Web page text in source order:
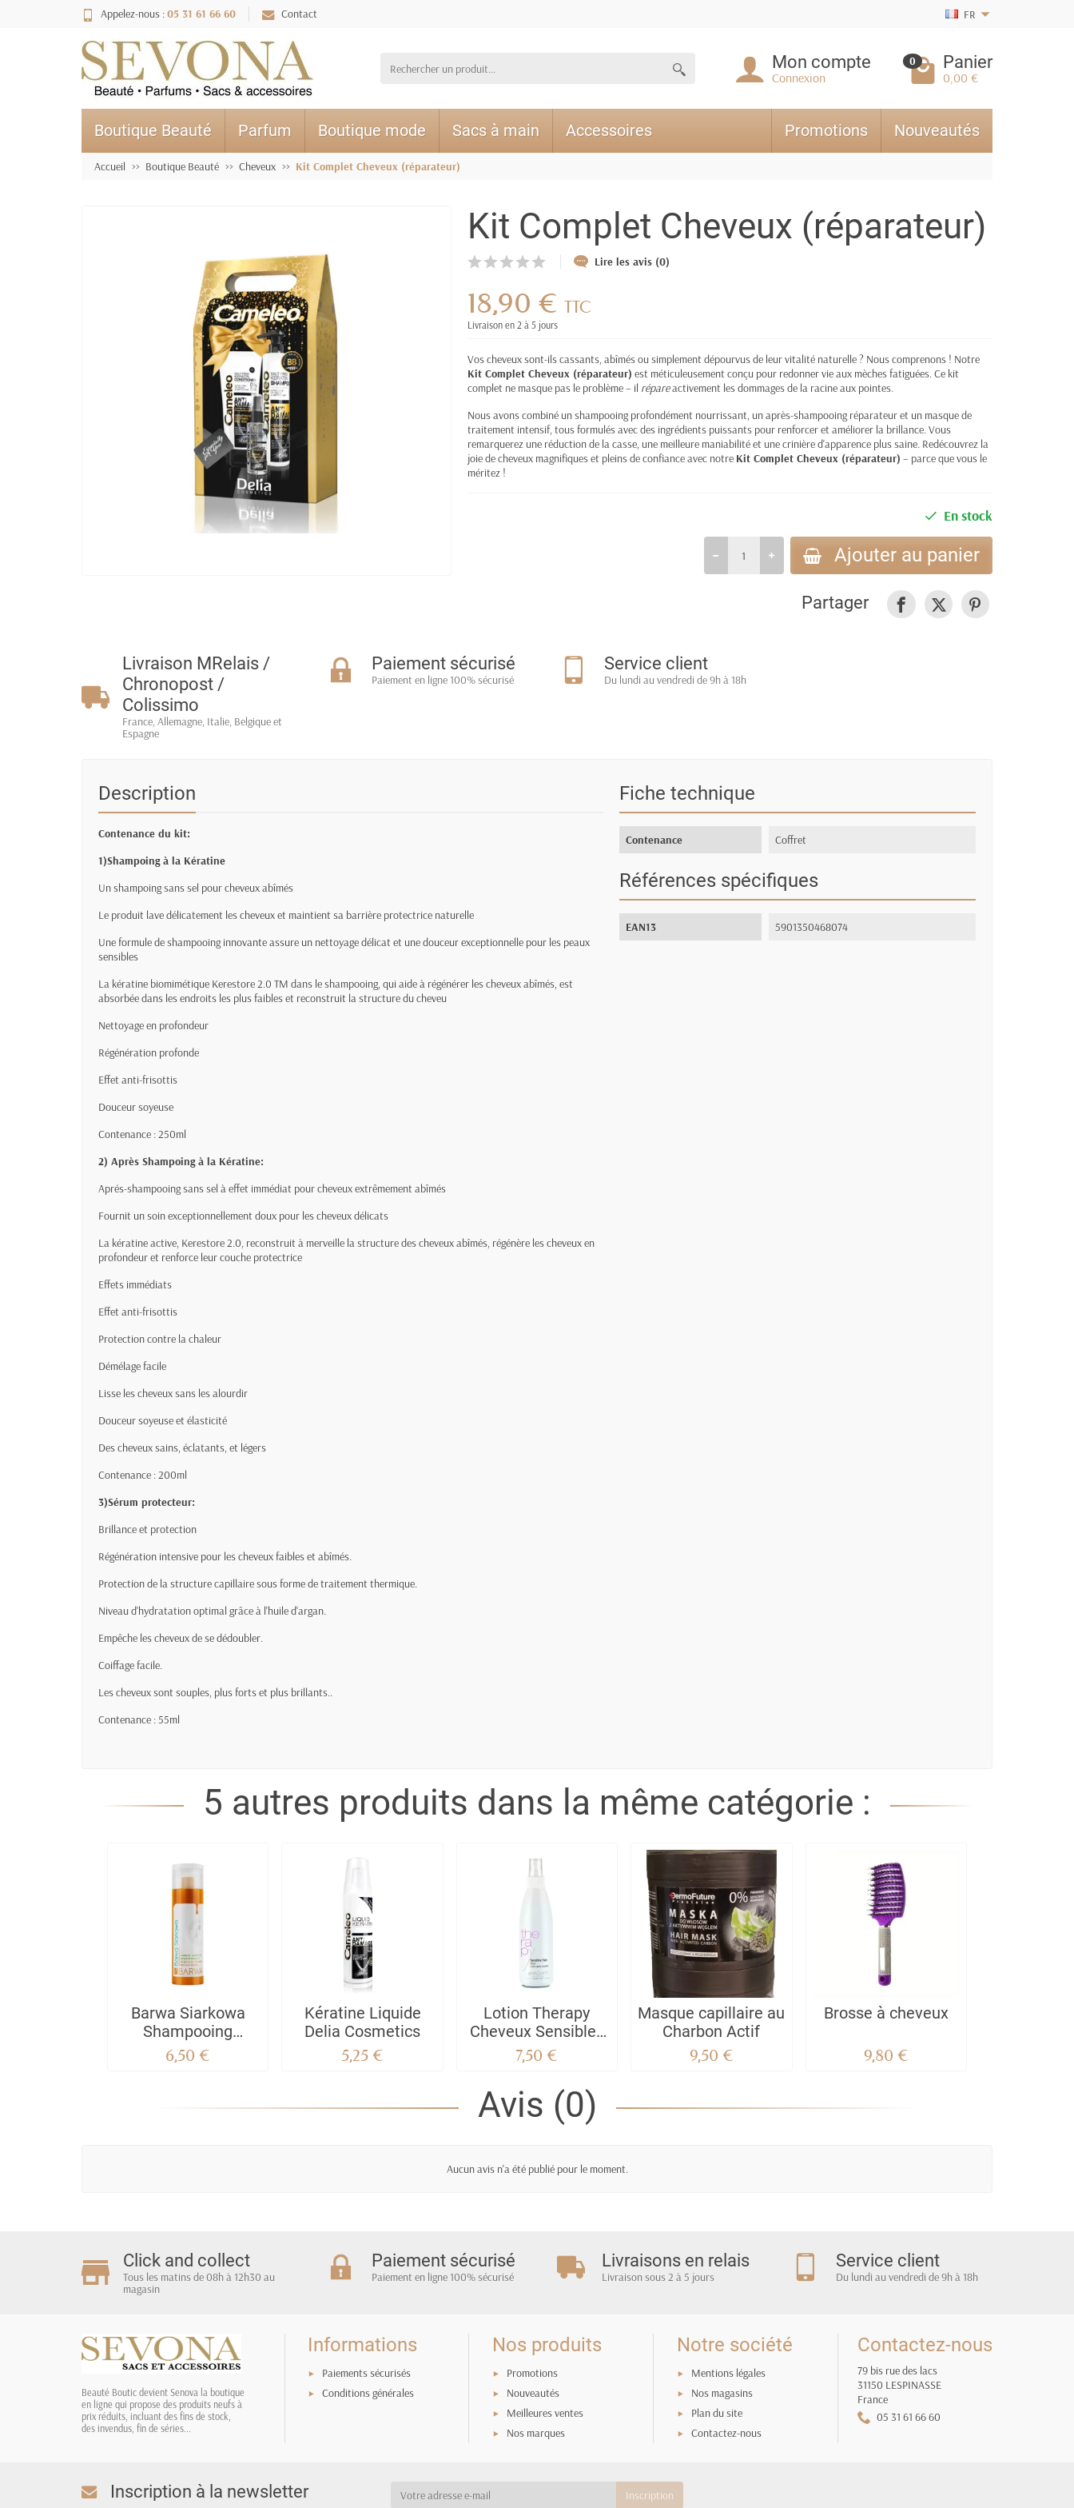
Appelez-nous :05 31 61 66 60 Contact FR
Mon compte
Connexion
0 Panier
0,00 €
Boutique Beauté Parfum Boutique mode Sacs à main Accessoires Promotions Nouveautés
Accueil Boutique Beauté Cheveux Kit Complet Cheveux (réparateur)
Kit Complet Cheveux (réparateur)
Lire les avis (0)
18,90 €TTC
Livraison en 2 à 5 jours
Vos cheveux sont-ils cassants, abîmés ou simplement dépourvus de leur vitalité naturelle ? Nous comprenons ! Notre
Kit Complet Cheveux (réparateur) est méticuleusement conçu pour redonner vie aux mèches fatiguées. Ce kit
complet ne masque pas le problème – il répareactivement les dommages de la racine aux pointes.
Nous avons combiné un shampooing profondément nourrissant, un après-shampooing réparateur et un masque de
traitement intensif, tous formulés avec des ingrédients puissants pour renforcer et améliorer la brillance. Vous
remarquerez une réduction de la casse, une meilleure maniabilité et une crinière d'apparence plus saine. Redécouvrez la
joie de cheveux magnifiques et pleins de confiance avec notre Kit Complet Cheveux (réparateur) – parce que vous le
méritez !
En stock
Ajouter au panier
Partager
Livraison MRelais /
Chronopost /
Colissimo
France, Allemagne, Italie, Belgique et
Espagne
Paiement sécurisé
Paiement en ligne 100% sécurisé
Service client
Du lundi au vendredi de 9h à 18h
Description
Contenance du kit:
1)Shampoing à la Kératine
Un shampoing sans sel pour cheveux abîmés
Le produit lave délicatement les cheveux et maintient sa barrière protectrice naturelle
Une formule de shampooing innovante assure un nettoyage délicat et une douceur exceptionnelle pour les peaux
sensibles
La kératine biomimétique Kerestore 2.0 TM dans le shampooing, qui aide à régénérer les cheveux abîmés, est
absorbée dans les endroits les plus faibles et reconstruit la structure du cheveu
Nettoyage en profondeur
Régénération profonde
Effet anti-frisottis
Douceur soyeuse
Contenance : 250ml
2) Après Shampoing à la Kératine:
Aprés-shampooing sans sel à effet immédiat pour cheveux extrêmement abîmés
Fournit un soin exceptionnellement doux pour les cheveux délicats
La kératine active, Kerestore 2.0, reconstruit à merveille la structure des cheveux abîmés, régénère les cheveux en
profondeur et renforce leur couche protectrice
Effets immédiats
Effet anti-frisottis
Protection contre la chaleur
Démélage facile
Lisse les cheveux sans les alourdir
Douceur soyeuse et élasticité
Des cheveux sains, éclatants, et légers
Contenance : 200ml
3)Sérum protecteur:
Brillance et protection
Régénération intensive pour les cheveux faibles et abîmés.
Protection de la structure capillaire sous forme de traitement thermique.
Niveau d'hydratation optimal grâce à l'huile d'argan.
Empêche les cheveux de se dédoubler.
Coiffage facile.
Les cheveux sont souples, plus forts et plus brillants..
Contenance : 55ml
Fiche technique
Contenance Coffret
Références spécifiques
EAN13 5901350468074
5 autres produits dans la même catégorie :
Barwa Siarkowa
Shampooing
Antibactérien
6,50 €
Kératine Liquide
Delia Cosmetics
5,25 €
Lotion Therapy
Cheveux Sensibles
Posquam
7,50 €
Masque capillaire au
Charbon Actif
9,50 €
Brosse à cheveux
9,80 €
Avis (0)
Aucun avis n'a été publié pour le moment.
Click and collect
Tous les matins de 08h à 12h30 au
magasin
Paiement sécurisé
Paiement en ligne 100% sécurisé
Livraisons en relais
Livraison sous 2 à 5 jours
Service client
Du lundi au vendredi de 9h à 18h
Beauté Boutic devient Senova la boutique
en ligne qui propose des produits neufs à
prix réduits, incluant des fins de stock,
des invendus, fin de séries...
Informations
Paiements sécurisés
Conditions générales
Nos produits
Promotions
Nouveautés
Meilleures ventes
Nos marques
Notre société
Mentions légales
Nos magasins
Plan du site
Contactez-nous
Contactez-nous
79 bis rue des lacs
31150 LESPINASSE
France
05 31 61 66 60
Inscription à la newsletter